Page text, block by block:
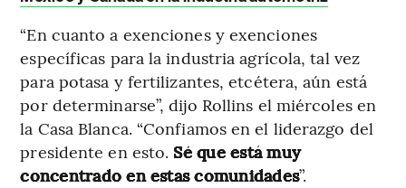
“En cuanto a exenciones y exenciones
específicas para la industria agrícola, tal vez
para potasa y fertilizantes, etcétera, aún está
por determinarse”, dijo Rollins el miércoles en
la Casa Blanca. “Confiamos en el liderazgo del
presidente en esto. Sé que está muy
concentrado en estas comunidades”.